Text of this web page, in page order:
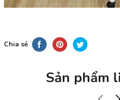
Chia sẻ
Sản phẩm